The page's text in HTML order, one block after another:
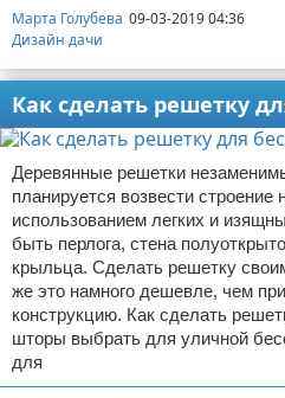
Марта Голубева 09-03-2019 04:36
Дизайн дачи
Как сделать решетку
Деревянные решетки
планируется возвести строение
использованием легких и
быть перлога, стена
крыльца. Сделать решетку
же это намного дешевле, чем
конструкцию. Как сделать
шторы выбрать для уличной
для